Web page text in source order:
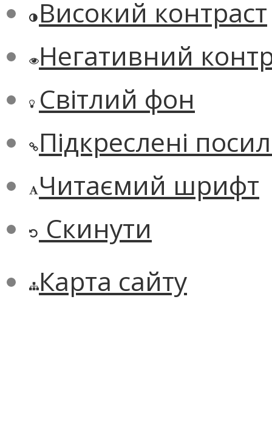
Високий контраст
Негативний
Світлий фон
Підкреслені
Читаємий шрифт
Скинути
Карта сайту